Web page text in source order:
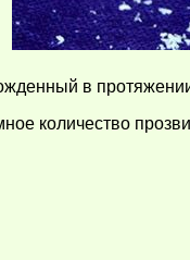
в
количество